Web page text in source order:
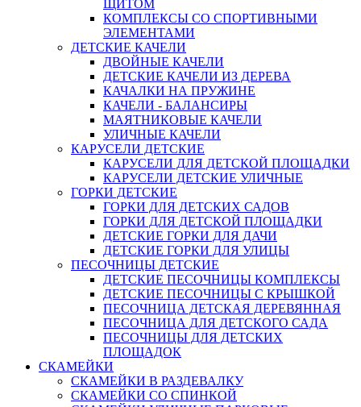
ЩИТОМ
КОМПЛЕКСЫ СО СПОРТИВНЫМИ
ЭЛЕМЕНТАМИ
ДЕТСКИЕ КАЧЕЛИ
ДВОЙНЫЕ КАЧЕЛИ
ДЕТСКИЕ КАЧЕЛИ ИЗ ДЕРЕВА
КАЧАЛКИ НА ПРУЖИНЕ
КАЧЕЛИ - БАЛАНСИРЫ
МАЯТНИКОВЫЕ КАЧЕЛИ
УЛИЧНЫЕ КАЧЕЛИ
КАРУСЕЛИ ДЕТСКИЕ
КАРУСЕЛИ ДЛЯ ДЕТСКОЙ ПЛОЩАДКИ
КАРУСЕЛИ ДЕТСКИЕ УЛИЧНЫЕ
ГОРКИ ДЕТСКИЕ
ГОРКИ ДЛЯ ДЕТСКИХ САДОВ
ГОРКИ ДЛЯ ДЕТСКОЙ ПЛОЩАДКИ
ДЕТСКИЕ ГОРКИ ДЛЯ ДАЧИ
ДЕТСКИЕ ГОРКИ ДЛЯ УЛИЦЫ
ПЕСОЧНИЦЫ ДЕТСКИЕ
ДЕТСКИЕ ПЕСОЧНИЦЫ КОМПЛЕКСЫ
ДЕТСКИЕ ПЕСОЧНИЦЫ С КРЫШКОЙ
ПЕСОЧНИЦА ДЕТСКАЯ ДЕРЕВЯННАЯ
ПЕСОЧНИЦА ДЛЯ ДЕТСКОГО САДА
ПЕСОЧНИЦЫ ДЛЯ ДЕТСКИХ
ПЛОЩАДОК
СКАМЕЙКИ
СКАМЕЙКИ В РАЗДЕВАЛКУ
СКАМЕЙКИ СО СПИНКОЙ